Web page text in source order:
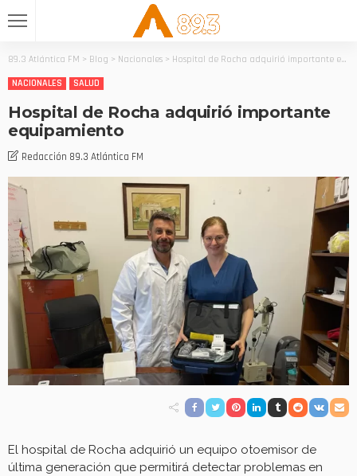
89.3 Atlántica FM > Blog > Nacionales > Hospital de Rocha adquirió importante equipamiento
NACIONALES
SALUD
Hospital de Rocha adquirió importante
equipamiento
Redacción 89.3 Atlántica FM
El hospital de Rocha adquirió un equipo otoemisor de
última generación que permitirá detectar problemas en